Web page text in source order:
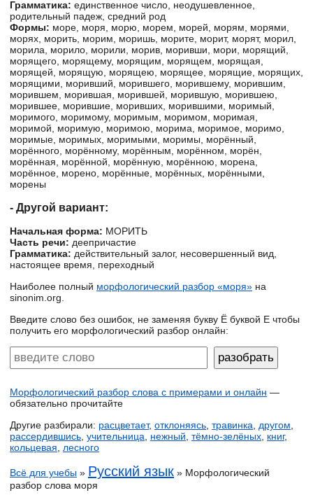
Грамматика: единственное число, неодушевленное,
родительный падеж, средний род
Формы: море, моря, морю, морем, морей, морям, морями,
морях, морить, морим, моришь, морите, морит, морят, морил,
морила, морило, морили, морив, моривши, мори, морящий,
морящего, морящему, морящим, морящем, морящая,
морящей, морящую, морящею, морящее, морящие, морящих,
морящими, моривший, морившего, морившему, морившим,
морившем, морившая, морившей, морившую, морившею,
морившее, морившие, моривших, морившими, моримый,
моримого, моримому, моримым, моримом, моримая,
моримой, моримую, моримою, морима, моримое, моримо,
моримые, моримых, моримыми, моримы, морённый,
морённого, морённому, морённым, морённом, морён,
морённая, морённой, морённую, морённою, морена,
морённое, морено, морённые, морённых, морёнными,
морены
- Другой вариант:
Начальная форма: МОРИТЬ
Часть речи: деепричастие
Грамматика: действительный залог, несовершенный вид,
настоящее время, переходный
Наиболее полный морфологический разбор «моря» на
sinonim.org.
Введите слово без ошибок, не заменяя букву Ё буквой Е чтобы
получить его морфологический разбор онлайн:
Морфологический разбор слова с примерами и онлайн —
обязательно прочитайте
Другие разбирали: расцветает, отклоняясь травинка другом
рассердившись учительница нежный тёмно-зелёных книг,
кольцевая
лесного
Всё для учебы » Русский язык » Морфологический
разбор слова моря